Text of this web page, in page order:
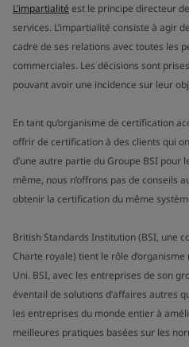
L’impartialité est le principe directeur
services. L’impartialité consiste à agir
cadre de ses relations avec toutes les
commerciales. Les décisions sont
pouvant avoir une incidence sur leur
En tant qu’organisme de certification
offrir de certification à des clients qui
d’une autre partie du Groupe BSI pour
même, nous n’offrons pas de conseils
obtenir la certification du même
British Standards Institution (BSI, une
Charte royale) tient le rôle
Uni. BSI, avec les entreprises de son
éventail de solutions d’affaires autres
les entreprises du monde entier à
meilleures pratiques basées sur les